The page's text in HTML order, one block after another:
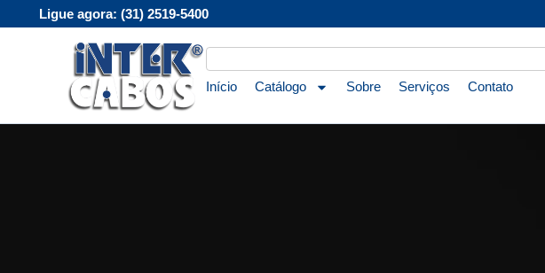
Ligue agora: (31) 2519-5400
Início Catálogo Sobre Serviços Contato